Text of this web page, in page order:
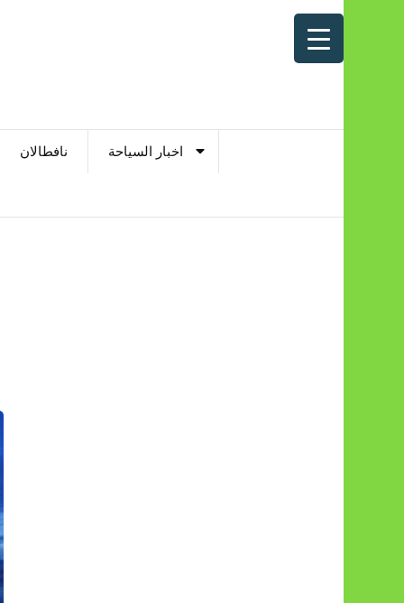
نافطالان اخبار السياحة